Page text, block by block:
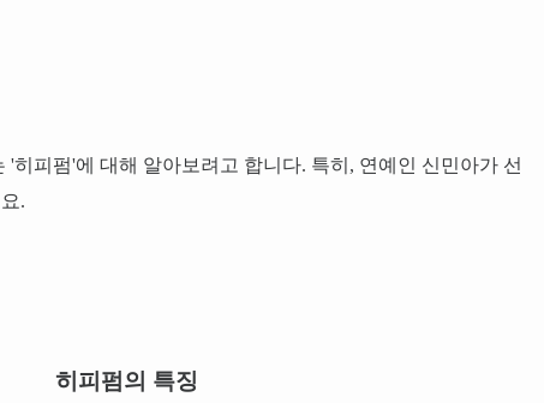
'히피펌'에 대해 알아보려고 합니다. 특히, 연예인 신민아가 선
.
히피펌의 특징